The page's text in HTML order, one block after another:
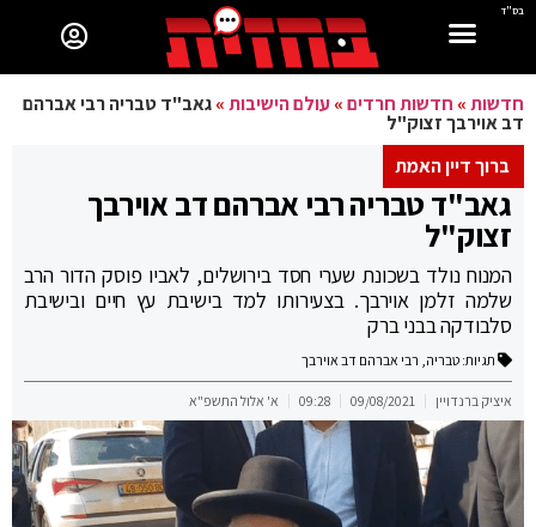
בס"ד
חדשות» חדשות חרדים»עולם הישיבות»גאב"ד טבריה רבי אברהם
דב אוירבך זצוק"ל
ברוך דיין האמת
גאב"ד טבריה רבי אברהם דב אוירבך
זצוק"ל
המנוח נולד בשכונת שערי חסד בירושלים, לאביו פוסק הדור הרב
שלמה זלמן אוירבך. בצעירותו למד בישיבת עץ חיים ובישיבת
סלבודקה בבני ברק
תגיות: טבריה, רבי אברהם דב אוירבך
איציק ברנדויין 09/08/2021
09:28 א' אלול התשפ"א